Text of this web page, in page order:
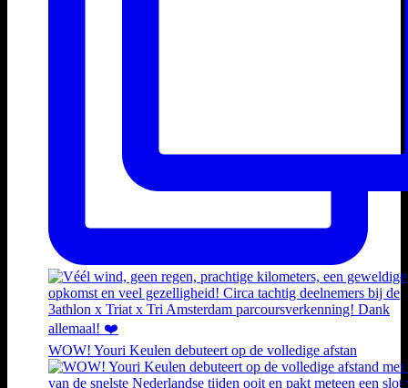
WOW! Youri Keulen debuteert op de volledige afstan